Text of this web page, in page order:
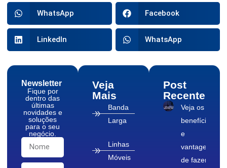
WhatsApp Facebook
LinkedIn WhatsApp
Newsletter
Fique por
dentro das
últimas
novidades e
soluções
para o seu
negócio.
Veja
Mais
Banda
Larga
Linhas
Móveis
Post
Recente
Veja os
benefícios
e
vantagens
de fazer